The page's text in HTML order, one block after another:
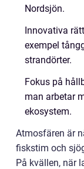
Nordsjön.
Innovativa
exempel
strandörter.
Fokus på
man arbetar
ekosystem.
Atmosfären är
fiskstim och
På kvällen, när